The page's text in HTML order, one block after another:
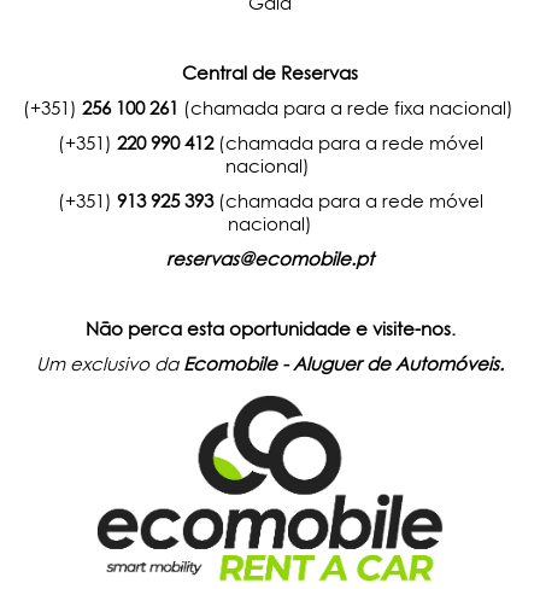
Central de Reservas
(+351) 256 100 261 (chamada para a rede fixa nacional)
(+351) 220 990 412 (chamada para a rede móvel
nacional)
(+351) 913 925 393 (chamada para a rede móvel
nacional)
reservas@ecomobile.pt
Não perca esta oportunidade e visite-nos.
Um exclusivo da Ecomobile - Aluguer de Automóveis.